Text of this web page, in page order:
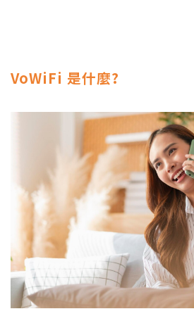
VoWiFi 是什麼?